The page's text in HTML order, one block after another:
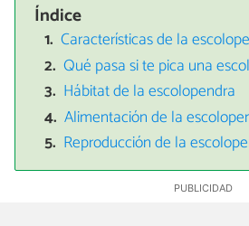
Índice
Características de la
Qué pasa si te pica una
Hábitat de la escolopendra
Alimentación de la
Reproducción de la